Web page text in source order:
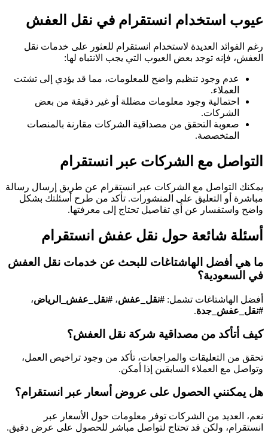
عيوب استخدام انستقرام في نقل العفش
رغم الفوائد العديدة لاستخدام انستقرام للعثور على خدمات نقل
العفش، فإنه توجد بعض العيوب التي يجب الانتباه لها:
عدم وجود تنظيم واضح للمعلومات، مما قد يؤدي إلى تشتت
العملاء.
احتمالية وجود معلومات مضللة أو غير دقيقة من بعض
الشركات.
صعوبة التحقق من مصداقية الشركات مقارنة بالمنصات
المتخصصة.
التواصل مع الشركات عبر انستقرام
يمكنك التواصل مع الشركات عبر انستقرام عن طريق إرسال رسالة
مباشرة أو التعليق على المنشورات. تأكد من طرح أسئلتك بشكل
واضح واستفسار عن أي تفاصيل تحتاج إلى معرفتها.
أسئلة شائعة حول نقل عفش انستقرام
ما هي أفضل الهاشتاغات للبحث عن خدمات نقل العفش
في السعودية؟
أفضل الهاشتاغات تشمل: #نقل_عفش، #نقل_عفش_الرياض،
#نقل_عفش_جدة.
كيف أتأكد من مصداقية شركة نقل العفش؟
تحقق من التعليقات والمراجعات، تأكد من وجود تراخيص العمل،
وتواصل مع العملاء السابقين إذا أمكن.
هل يمكنني الحصول على عروض أسعار عبر انستقرام؟
نعم، العديد من الشركات توفر معلومات حول الأسعار عبر
انستقرام، ولكن قد تحتاج لتواصل مباشر للحصول على عرض دقيق.